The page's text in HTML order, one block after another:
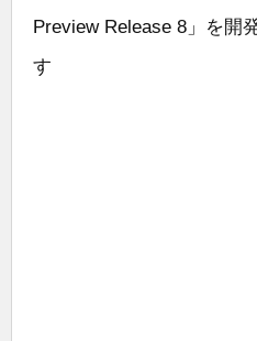
Preview Release 8」を開
す